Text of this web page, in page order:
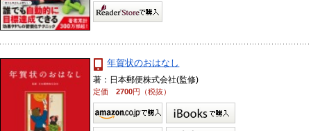
年賀状のおはなし
著：日本郵便株式会社(監修)
定価2700円（税抜）